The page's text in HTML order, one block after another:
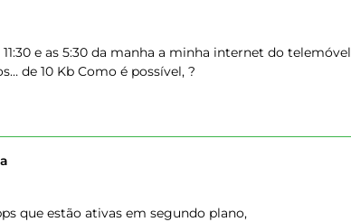
e as 5:30 da manha a minha internet do telemóvel
de 10 Kb Como é possível, ?
que estão ativas em segundo plano,